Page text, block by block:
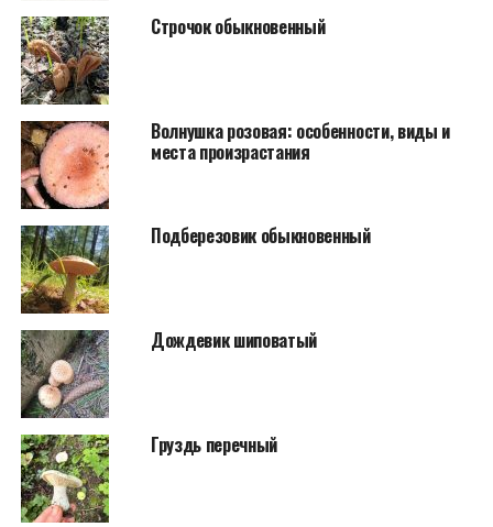
Строчок обыкновенный
Волнушка розовая: особенности, виды и
места произрастания
Подберезовик обыкновенный
Дождевик шиповатый
Груздь перечный